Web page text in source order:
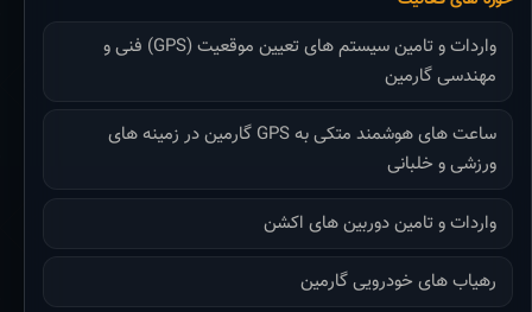
واردات و تامین سیستم های تعیین موقعیت (GPS) فنی و
مهندسی گارمین
ساعت های هوشمند متکی به GPS گارمین در زمینه های
ورزشی و خلبانی
واردات و تامین دوربین های اکشن
رهیاب های خودرویی گارمین